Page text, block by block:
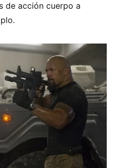
de acción cuerpo a